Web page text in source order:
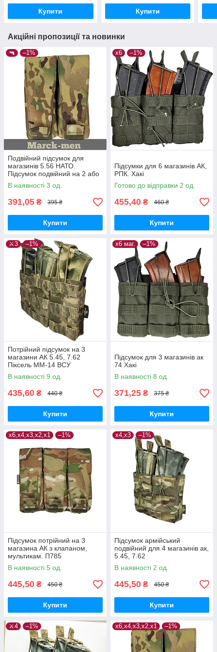
Купити Купити
Акційні пропозиції та новинки
🔫 –1%
Подвійний підсумок для
магазинів 5.56 НАТО.
Підсумок подвійний на 2 або
4 магазини АR-15 5.56.
Multicam, закритий
В наявності 3 од.
391,05 ₴ 395 ₴
Купити
х6 –1%
Підсумки для 6 магазинів АК,
РПК. Хакі
Готово до відправки 2 од.
455,40 ₴ 460 ₴
Купити
⚔️3 –1%
Потрійний підсумок на 3
магазини АК 5.45, 7.62
Піксель ММ-14 ВСУ
В наявності 9 од.
435,60 ₴ 440 ₴
Купити
х6 маг. –1%
Підсумок для 3 магазинів ак
74 Хакі
В наявності 8 од.
371,25 ₴ 375 ₴
Купити
х6,х4,х3,х2,х1 –1%
Підсумок потрійний на 3
магазина АК з клапаном,
мультикам. П785
В наявності 5 од.
445,50 ₴ 450 ₴
Купити
х4,х3 –1%
Підсумок армійський
подвійний для 4 магазинів ак,
5.45, 7.62
В наявності 2 од.
445,50 ₴ 450 ₴
Купити
⚔️4 –1% х6,х4,х3,х2,х1 –1%